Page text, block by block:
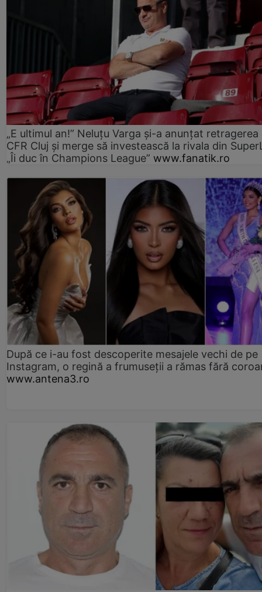
„E ultimul an!” Neluțu Varga și-a anunțat retragerea
CFR Cluj și merge să investească la rivala din
„Îi duc în Champions League” www.fanatik.ro
După ce i-au fost descoperite mesajele vechi de pe
Instagram, o regină a frumuseții a rămas fără
www.antena3.ro